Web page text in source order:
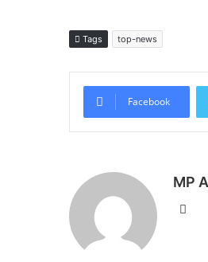
Tags top-news
Facebook
MP